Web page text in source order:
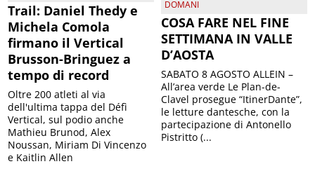
Trail: Daniel Thedy e
Michela Comola
firmano il Vertical
Brusson-Bringuez a
tempo di record
Oltre 200 atleti al via
dell'ultima tappa del Défì
Vertical, sul podio anche
Mathieu Brunod, Alex
Noussan, Miriam Di Vincenzo
e Kaitlin Allen
DOMANI
COSA FARE NEL FINE
SETTIMANA IN VALLE
D’AOSTA
SABATO 8 AGOSTO ALLEIN –
All’area verde Le Plan-de-
Clavel prosegue “ItinerDante”,
le letture dantesche, con la
partecipazione di Antonello
Pistritto (...